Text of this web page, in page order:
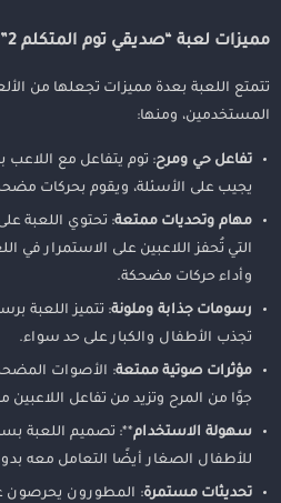
مميزات لعبة “صديقي توم المتكلم 2”
تتمتع اللعبة بعدة مميزات تجعلها من
المستخدمين، ومنها:
تفاعل حي ومرح: توم يتفاعل مع
يجيب على الأسئلة، ويقوم بحركات
مهام وتحديات ممتعة: تحتوي اللعبة
التي تُحفز اللاعبين على الاستمرار في
وأداء حركات مضحكة.
رسومات جذابة وملونة: تتميز اللعبة
تجذب الأطفال والكبار على حد سواء.
مؤثرات صوتية ممتعة: الأصوات
جوًا من المرح وتزيد من تفاعل
سهولة الاستخدام**: تصميم اللعبة
للأطفال الصغار أيضًا التعامل معه
تحديثات مستمرة: المطورون يحرصون